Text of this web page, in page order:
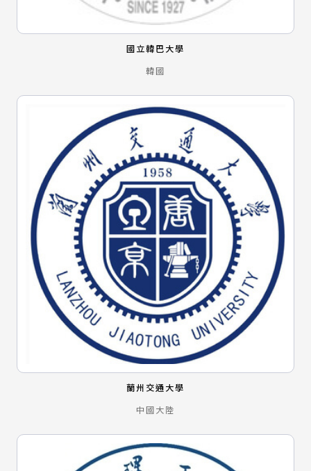
國立韓巴大學
韓國
蘭州交通大學
中國大陸